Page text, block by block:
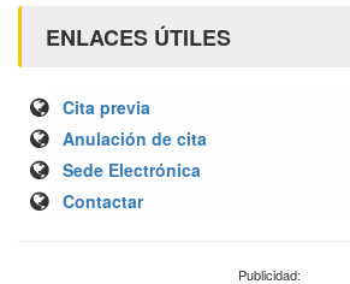
ENLACES ÚTILES
Cita previa
Anulación de cita
Sede Electrónica
Contactar
Publicidad: